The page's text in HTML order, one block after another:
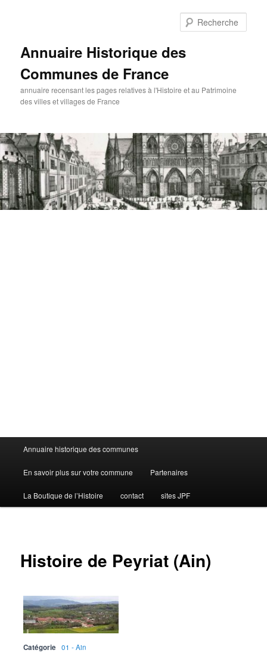
Annuaire Historique des
Communes de France
annuaire recensant les pages relatives à l'Histoire et au Patrimoine
des villes et villages de France
Menu
principal
Annuaire historique des communes
En savoir plus sur votre commune Partenaires
La Boutique de l’Histoire contact sites JPF
Histoire de Peyriat (Ain)
Catégorie
01 - Ain